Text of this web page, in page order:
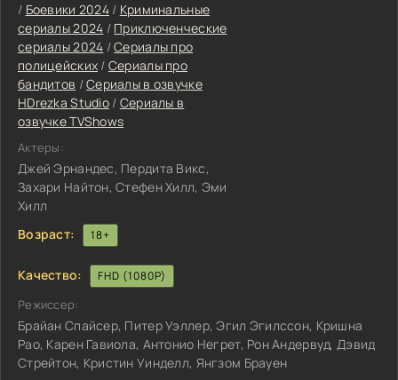
/ Боевики 2024/ Криминальные
сериалы 2024 / Приключенческие
сериалы 2024 /Сериалы про
полицейских / Сериалы про
бандитов /Сериалы в озвучке
HDrezka Studio/ Сериалы в
озвучке TVShows
Актеры:
Джей Эрнандес, Пердита Викс,
Захари Найтон, Стефен Хилл, Эми
Хилл
Возраст:
18+
Качество: FHD (1080P)
Режиссер:
Брайан Спайсер, Питер Уэллер, Эгил Эгилссон, Кришна
Рао, Карен Гавиола, Антонио Негрет, Рон Андервуд, Дэвид
Стрейтон, Кристин Уинделл, Янгзом Брауен